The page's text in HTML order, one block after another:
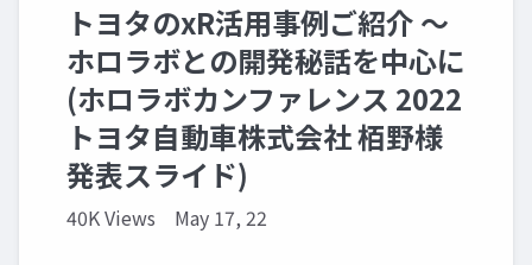
トヨタのxR活用事例ご紹介 ～
ホロラボとの開発秘話を中心に
(ホロラボカンファレンス 2022
トヨタ自動車株式会社 栢野様
発表スライド)
40K Views May 17, 22